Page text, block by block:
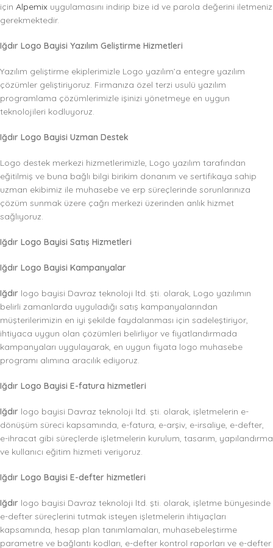
için Alpemix uygulamasını indirip bize id ve parola değerini iletmeniz
gerekmektedir.
Iğdır Logo Bayisi Yazılım Geliştirme Hizmetleri
Yazılım geliştirme ekiplerimizle Logo yazılım’a entegre yazılım
çözümler geliştiriyoruz. Firmanıza özel terzi usulü yazılım
programlama çözümlerimizle işinizi yönetmeye en uygun
teknolojileri kodluyoruz.
Iğdır Logo Bayisi Uzman Destek
Logo destek merkezi hizmetlerimizle, Logo yazılım tarafından
eğitilmiş ve buna bağlı bilgi birikim donanım ve sertifikaya sahip
uzman ekibimiz ile muhasebe ve erp süreçlerinde sorunlarınıza
çözüm sunmak üzere çağrı merkezi üzerinden anlık hizmet
sağlıyoruz.
Iğdır Logo Bayisi Satış Hizmetleri
Iğdır Logo Bayisi Kampanyalar
Iğdır logo bayisi Davraz teknoloji ltd. şti. olarak, Logo yazılımın
belirli zamanlarda uyguladığı satış kampanyalarından
müşterilerimizin en iyi şekilde faydalanması için sadeleştiriyor,
ihtiyaca uygun olan çözümleri belirliyor ve fiyatlandırmada
kampanyaları uygulayarak, en uygun fiyata logo muhasebe
programı alımına aracılık ediyoruz.
Iğdır Logo Bayisi E-fatura hizmetleri
Iğdır logo bayisi Davraz teknoloji ltd. şti. olarak, işletmelerin e-
dönüşüm süreci kapsamında, e-fatura, e-arşiv, e-irsaliye, e-defter,
e-ihracat gibi süreçlerde işletmelerin kurulum, tasarım, yapılandırma
ve kullanıcı eğitim hizmeti veriyoruz.
Iğdır Logo Bayisi E-defter hizmetleri
Iğdır logo bayisi Davraz teknoloji ltd. şti. olarak, işletme bünyesinde
e-defter süreçlerini tutmak isteyen işletmelerin ihtiyaçları
kapsamında, hesap plan tanımlamaları, muhasebeleştirme
parametre ve bağlantı kodları, e-defter kontrol raporları ve e-defter